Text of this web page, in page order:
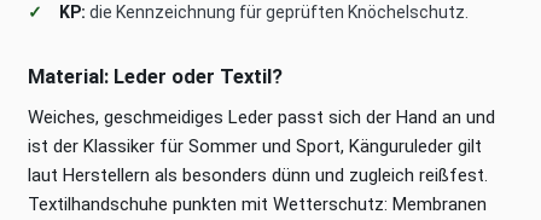
KP: die Kennzeichnung für geprüften Knöchelschutz.
Material: Leder oder Textil?
Weiches, geschmeidiges Leder passt sich der Hand an und
ist der Klassiker für Sommer und Sport, Känguruleder gilt
laut Herstellern als besonders dünn und zugleich reißfest.
Textilhandschuhe punkten mit Wetterschutz: Membranen